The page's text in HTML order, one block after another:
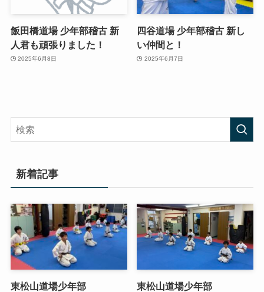
飯田橋道場 少年部稽古 新
人君も頑張りました！
2025年6月8日
四谷道場 少年部稽古 新し
い仲間と！
2025年6月7日
新着記事
東松山道場少年部 東松山道場少年部